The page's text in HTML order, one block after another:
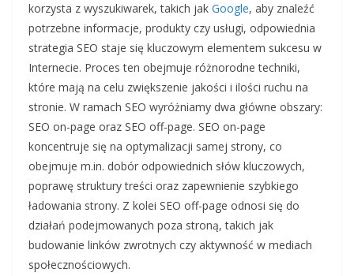
korzysta z wyszukiwarek, takich jak Google, aby znaleźć
potrzebne informacje, produkty czy usługi, odpowiednia
strategia SEO staje się kluczowym elementem sukcesu w
Internecie. Proces ten obejmuje różnorodne techniki,
które mają na celu zwiększenie jakości i ilości ruchu na
stronie. W ramach SEO wyróżniamy dwa główne obszary:
SEO on-page oraz SEO off-page. SEO on-page
koncentruje się na optymalizacji samej strony, co
obejmuje m.in. dobór odpowiednich słów kluczowych,
poprawę struktury treści oraz zapewnienie szybkiego
ładowania strony. Z kolei SEO off-page odnosi się do
działań podejmowanych poza stroną, takich jak
budowanie linków zwrotnych czy aktywność w mediach
społecznościowych.